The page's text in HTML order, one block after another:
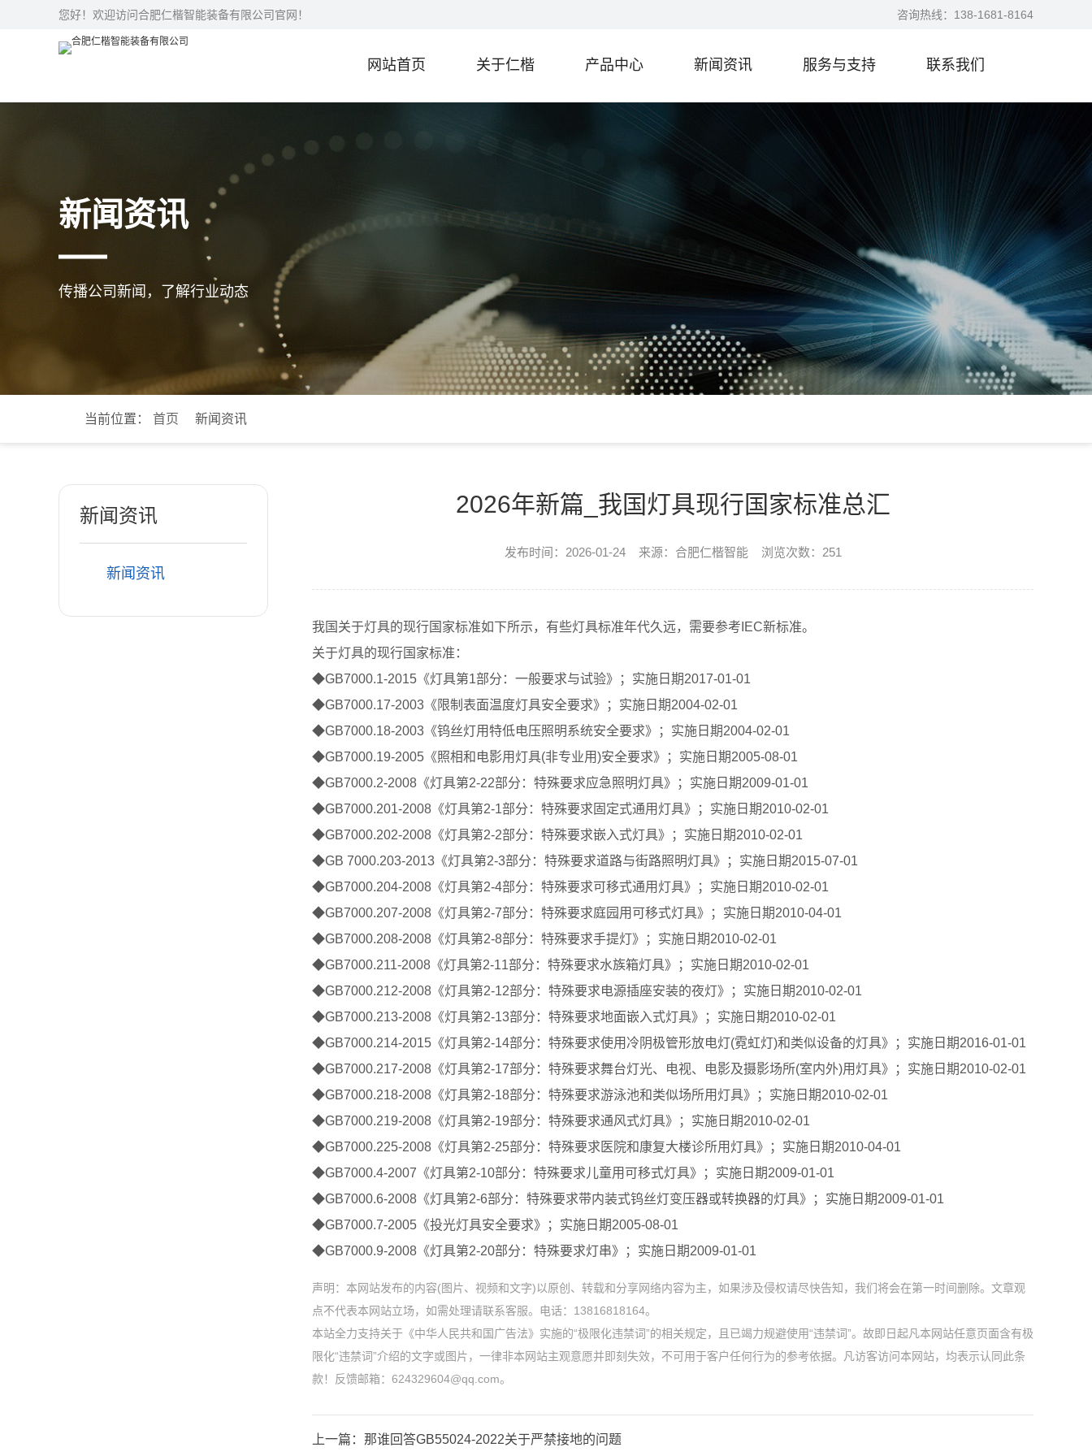
您好！欢迎访问合肥仁楷智能装备有限公司官网！ 咨询热线： 138-1681-8164
网站首页 关于仁楷 产品中心 新闻资讯 服务与支持 联系我们
新闻资讯
传播公司新闻，了解行业动态
当前位置： 首页 新闻资讯
新闻资讯
新闻资讯
2026年新篇_我国灯具现行国家标准总汇
发布时间：2026-01-24 来源：合肥仁楷智能 浏览次数：251
我国关于灯具的现行国家标准如下所示，有些灯具标准年代久远，需要参考IEC新标准。
关于灯具的现行国家标准：
◆GB7000.1-2015《灯具第1部分：一般要求与试验》；实施日期2017-01-01
◆GB7000.17-2003《限制表面温度灯具安全要求》；实施日期2004-02-01
◆GB7000.18-2003《钨丝灯用特低电压照明系统安全要求》；实施日期2004-02-01
◆GB7000.19-2005《照相和电影用灯具(非专业用)安全要求》；实施日期2005-08-01
◆GB7000.2-2008《灯具第2-22部分：特殊要求应急照明灯具》；实施日期2009-01-01
◆GB7000.201-2008《灯具第2-1部分：特殊要求固定式通用灯具》；实施日期2010-02-01
◆GB7000.202-2008《灯具第2-2部分：特殊要求嵌入式灯具》；实施日期2010-02-01
◆GB 7000.203-2013《灯具第2-3部分：特殊要求道路与街路照明灯具》；实施日期2015-07-01
◆GB7000.204-2008《灯具第2-4部分：特殊要求可移式通用灯具》；实施日期2010-02-01
◆GB7000.207-2008《灯具第2-7部分：特殊要求庭园用可移式灯具》；实施日期2010-04-01
◆GB7000.208-2008《灯具第2-8部分：特殊要求手提灯》；实施日期2010-02-01
◆GB7000.211-2008《灯具第2-11部分：特殊要求水族箱灯具》；实施日期2010-02-01
◆GB7000.212-2008《灯具第2-12部分：特殊要求电源插座安装的夜灯》；实施日期2010-02-01
◆GB7000.213-2008《灯具第2-13部分：特殊要求地面嵌入式灯具》；实施日期2010-02-01
◆GB7000.214-2015《灯具第2-14部分：特殊要求使用冷阴极管形放电灯(霓虹灯)和类似设备的灯具》；实施日期2016-01-01
◆GB7000.217-2008《灯具第2-17部分：特殊要求舞台灯光、电视、电影及摄影场所(室内外)用灯具》；实施日期2010-02-01
◆GB7000.218-2008《灯具第2-18部分：特殊要求游泳池和类似场所用灯具》；实施日期2010-02-01
◆GB7000.219-2008《灯具第2-19部分：特殊要求通风式灯具》；实施日期2010-02-01
◆GB7000.225-2008《灯具第2-25部分：特殊要求医院和康复大楼诊所用灯具》；实施日期2010-04-01
◆GB7000.4-2007《灯具第2-10部分：特殊要求儿童用可移式灯具》；实施日期2009-01-01
◆GB7000.6-2008《灯具第2-6部分：特殊要求带内装式钨丝灯变压器或转换器的灯具》；实施日期2009-01-01
◆GB7000.7-2005《投光灯具安全要求》；实施日期2005-08-01
◆GB7000.9-2008《灯具第2-20部分：特殊要求灯串》；实施日期2009-01-01
声明：本网站发布的内容(图片、视频和文字)以原创、转载和分享网络内容为主，如果涉及侵权请尽快告知，我们将会在第一时间删除。文章观
点不代表本网站立场，如需处理请联系客服。电话：13816818164。
本站全力支持关于《中华人民共和国广告法》实施的“极限化违禁词”的相关规定，且已竭力规避使用“违禁词”。故即日起凡本网站任意页面含有极
限化“违禁词”介绍的文字或图片，一律非本网站主观意愿并即刻失效，不可用于客户任何行为的参考依据。凡访客访问本网站，均表示认同此条
款！反馈邮箱：624329604@qq.com。
上一篇： 那谁回答GB55024-2022关于严禁接地的问题